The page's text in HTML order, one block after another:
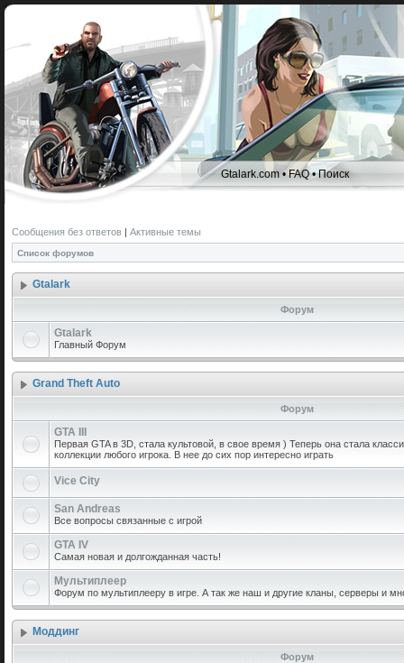
Gtalark.com •FAQ•Поиск
Сообщения без ответов | Активные темы
Список форумов
Gtalark
Форум
Gtalark
Главный Форум
Grand Theft Auto
Форум
GTA III
Первая GTA в 3D, стала культовой, в свое время ) Теперь она стала
коллекции любого игрока. В нее до сих пор интересно играть
Vice City
San Andreas
Все вопросы связанные с игрой
GTA IV
Самая новая и долгожданная часть!
Мультиплеер
Форум по мультиплееру в игре. А так же наш и другие кланы, серверы и
Моддинг
Форум